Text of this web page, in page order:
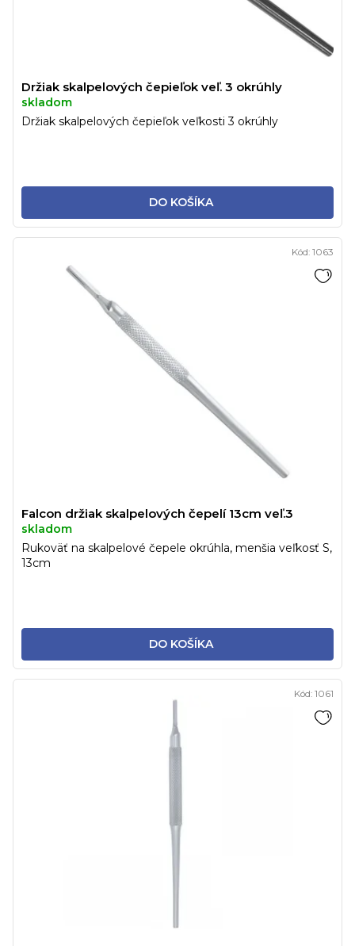
Držiak skalpelových čepieľok veľ. 3 okrúhly
skladom
DO KOŠÍKA
Držiak skalpelových čepieľok veľkosti 3 okrúhly
Falcon držiak skalpelových čepelí 13cm veľ.3
skladom
DO KOŠÍKA
Rukoväť na skalpelové čepele okrúhla, menšia veľkosť S,
13cm
Kód: 1063
Kód: 1061